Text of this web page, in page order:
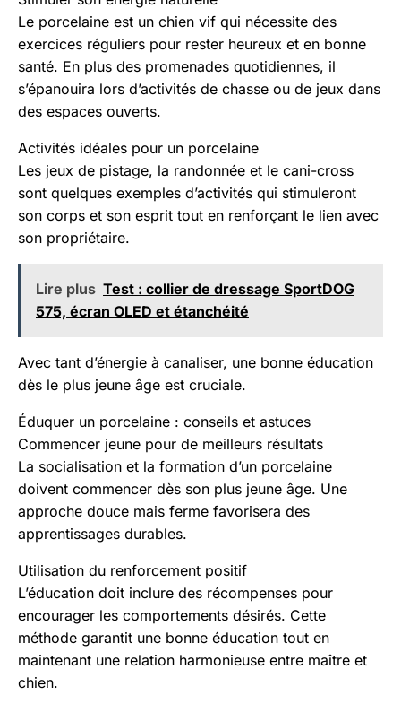
Le porcelaine est un chien vif qui nécessite des
exercices réguliers pour rester heureux et en bonne
santé. En plus des promenades quotidiennes, il
s’épanouira lors d’activités de chasse ou de jeux dans
des espaces ouverts.
Activités idéales pour un porcelaine
Les jeux de pistage, la randonnée et le cani-cross
sont quelques exemples d’activités qui stimuleront
son corps et son esprit tout en renforçant le lien avec
son propriétaire.
Lire plus Test : collier de dressage SportDOG
575, écran OLED et étanchéité
Avec tant d’énergie à canaliser, une bonne éducation
dès le plus jeune âge est cruciale.
Éduquer un porcelaine : conseils et astuces
Commencer jeune pour de meilleurs résultats
La socialisation et la formation d’un porcelaine
doivent commencer dès son plus jeune âge. Une
approche douce mais ferme favorisera des
apprentissages durables.
Utilisation du renforcement positif
L’éducation doit inclure des récompenses pour
encourager les comportements désirés. Cette
méthode garantit une bonne éducation tout en
maintenant une relation harmonieuse entre maître et
chien.